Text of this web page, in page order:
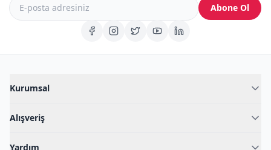
Abone Ol
Kurumsal
Blog
İç Giyim Rehberi
Alışveriş
Yardım